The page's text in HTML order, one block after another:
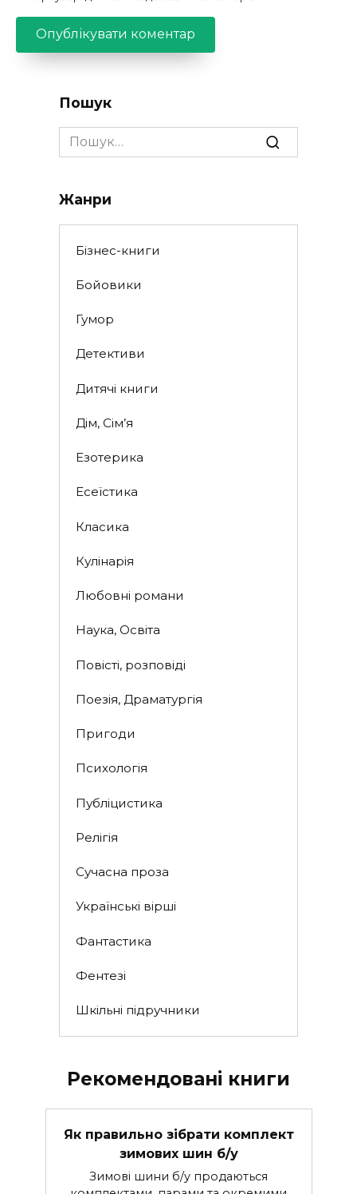
Пошук
Search
for:
Жанри
Бізнес-книги
Бойовики
Гумор
Детективи
Дитячі книги
Дім, Сім’я
Езотерика
Есеїстика
Класика
Кулінарія
Любовні романи
Наука, Освіта
Повісті, розповіді
Поезія, Драматургія
Пригоди
Психологія
Публіцистика
Релігія
Сучасна проза
Українські вірші
Фантастика
Фентезі
Шкільні підручники
Рекомендовані книги
Як правильно зібрати комплект
зимових шин б/у
Зимові шини б/у продаються